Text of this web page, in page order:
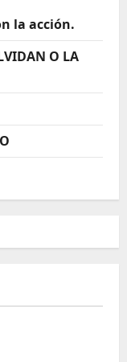
la acción.
O LA